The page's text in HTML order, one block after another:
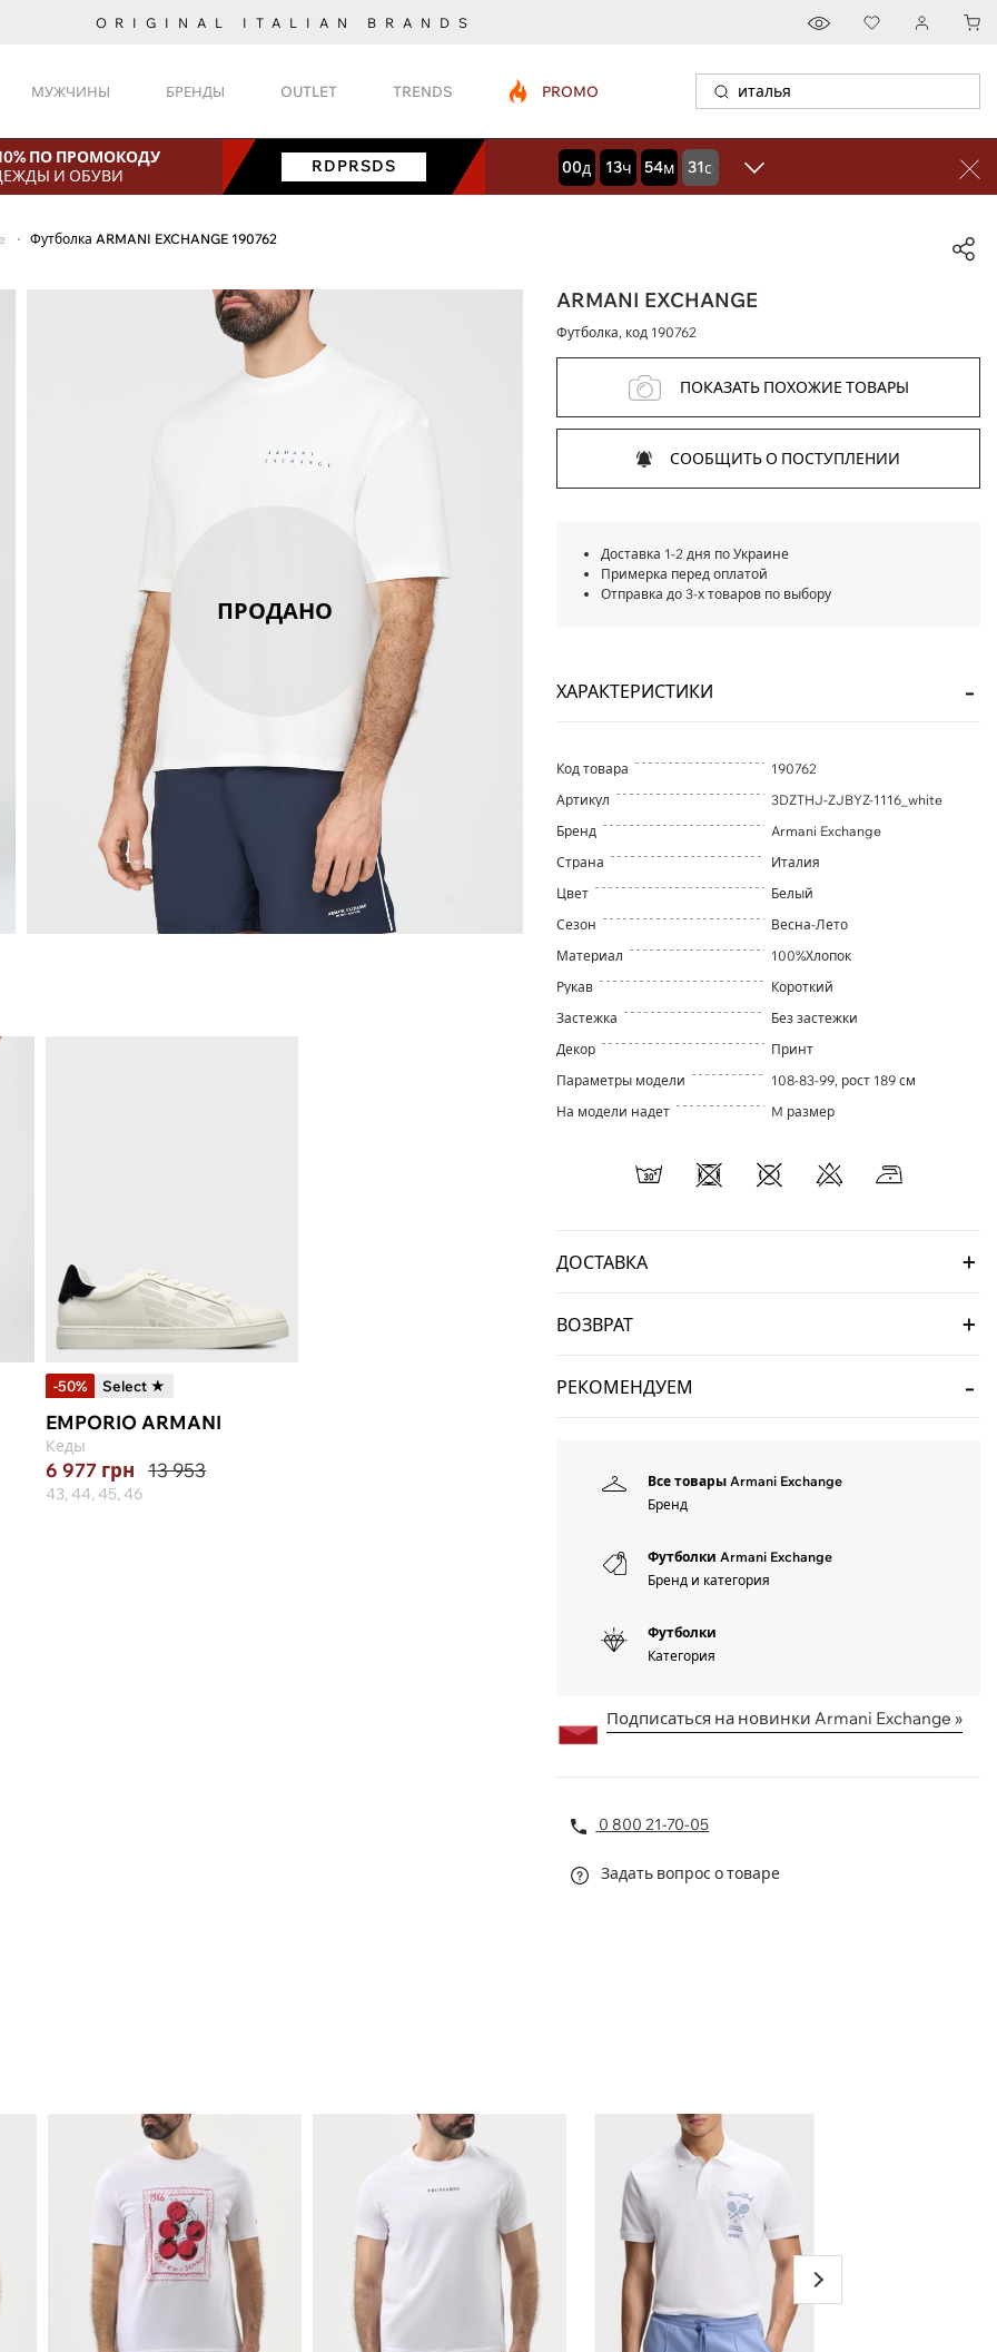
ORIGINAL ITALIAN BRANDS
МУЖЧИНЫ БРЕНДЫ OUTLET TRENDS PROMO
ПО ПРОМОКОДУ
И ОБУВИ
RDPRSDS 00дней
13часов
54минут
30секунд
Футболка ARMANI EXCHANGE 190762
ПРОДАНО
-50% Select ★
EMPORIO ARMANI
Кеды
6 977 грн 13 953
43, 44, 45, 46
ARMANI EXCHANGE
Футболка, код 190762
ПОКАЗАТЬ ПОХОЖИЕ ТОВАРЫ
СООБЩИТЬ О ПОСТУПЛЕНИИ
Доставка 1-2 дня по Украине
Примерка перед оплатой
Отправка до 3-х товаров по выбору
ХАРАКТЕРИСТИКИ
Код товара
190762
Артикул
3DZTHJ-ZJBYZ-1116_white
Бренд
Armani Exchange
Страна
Италия
Цвет
Белый
Сезон
Весна-Лето
Материал
100%Хлопок
Рукав
Короткий
Застежка
Без застежки
Декор
Принт
Параметры модели
108-83-99, рост 189 см
На модели надет
M размер
ДОСТАВКА
ВОЗВРАТ
РЕКОМЕНДУЕМ
Все товары Armani Exchange
Бренд
Футболки Armani Exchange
Бренд и категория
Футболки
Категория
Подписаться на новинки Armani Exchange »
0 800 21-70-05
Задать вопрос о товаре